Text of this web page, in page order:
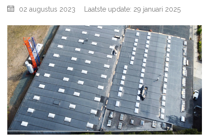
02 augustus 2023 Laatste update: 29 januari 2025